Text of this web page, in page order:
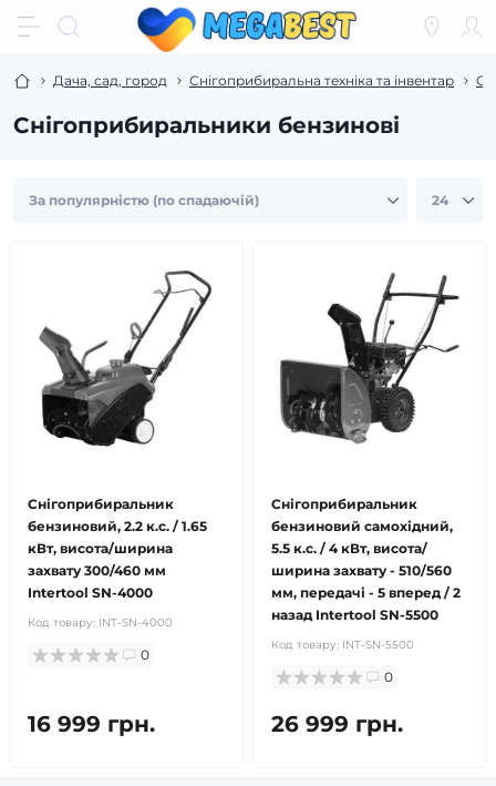
Дача, сад, город Снігоприбиральна техніка та інвентар
Снігоприбиральники бензинові
Снігоприбиральник
бензиновий, 2.2 к.с. / 1.65
кВт, висота/ширина
захвату 300/460 мм
Intertool SN-4000
Код товару: INT-SN-4000
0
16 999 грн.
Снігоприбиральник
бензиновий самохідний,
5.5 к.с. / 4 кВт, висота/
ширина захвату - 510/560
мм, передачі - 5 вперед / 2
назад Intertool SN-5500
Код товару: INT-SN-5500
0
26 999 грн.